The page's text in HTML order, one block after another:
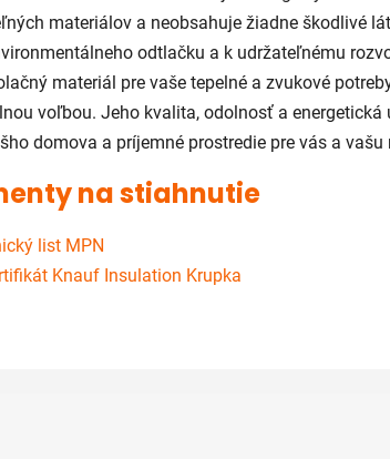
materiálov a neobsahuje žiadne škodlivé
odtlačku a k udržateľnému
materiál pre vaše tepelné a zvukové
voľbou. Jeho kvalita, odolnosť a
domova a príjemné prostredie pre vás a vašu
na stiahnutie
list MPN
Knauf Insulation Krupka